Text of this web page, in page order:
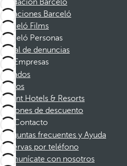
Fundación Barceló
Vacaciones Barceló
Barceló Films
Barceló Personas
Canal de denuncias
Empresas
Afiliados
Socios
Dorint Hotels & Resorts
Cupones de descuento
Contacto
Preguntas frecuentes y Ayuda
Reservas por teléfono
Comunícate con nosotros